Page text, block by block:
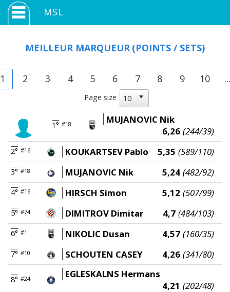
MSL
MEILLEUR MARQUEUR (POINTS / SETS)
1 2 3 4 5 6 7 8 9 10 ...
Page size
1° #18
MUJANOVIC Nik
6,26 (244/39)
2° #16 KOUKARTSEV Pablo 5,35 (589/110)
3° #18 MUJANOVIC Nik 5,24 (482/92)
4° #16 HIRSCH Simon 5,12 (507/99)
5° #74 DIMITROV Dimitar 4,7 (484/103)
6° #1 NIKOLIC Dusan 4,57 (160/35)
7° #10 SCHOUTEN CASEY 4,26 (341/80)
8° #24
EGLESKALNS Hermans
4,21 (202/48)